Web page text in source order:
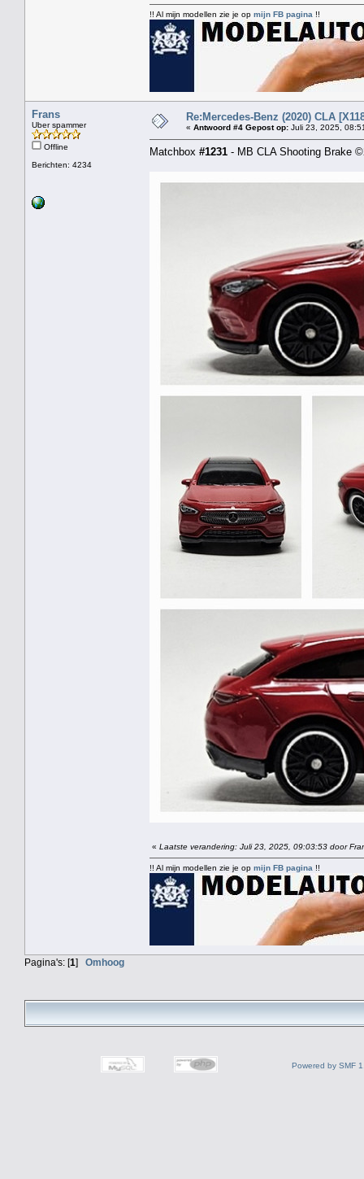
!! Al mijn modellen zie je op mijn FB pagina !!
Frans
Uber spammer
Offline
Berichten: 4234
Re:Mercedes-Benz (2020) CLA
« Antwoord #4 Gepost op: Juli 23, 2025,
Matchbox #1231 - MB CLA Shooting Brake
« Laatste verandering: Juli 23, 2025, 09:03:53 door
!! Al mijn modellen zie je op mijn FB pagina !!
Pagina's: [1] Omhoog
Powered by SMF